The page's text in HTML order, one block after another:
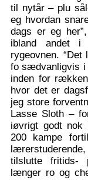
til nytår – plu
eg hvordan
dags er eg
ibland andet
rygeovnen.
fo sædvanligvis i
inden for
hvor det er
jeg store
Lasse Sloth –
iøvrigt godt nok
200 kampe
tilslutte fritids-
længer ro og